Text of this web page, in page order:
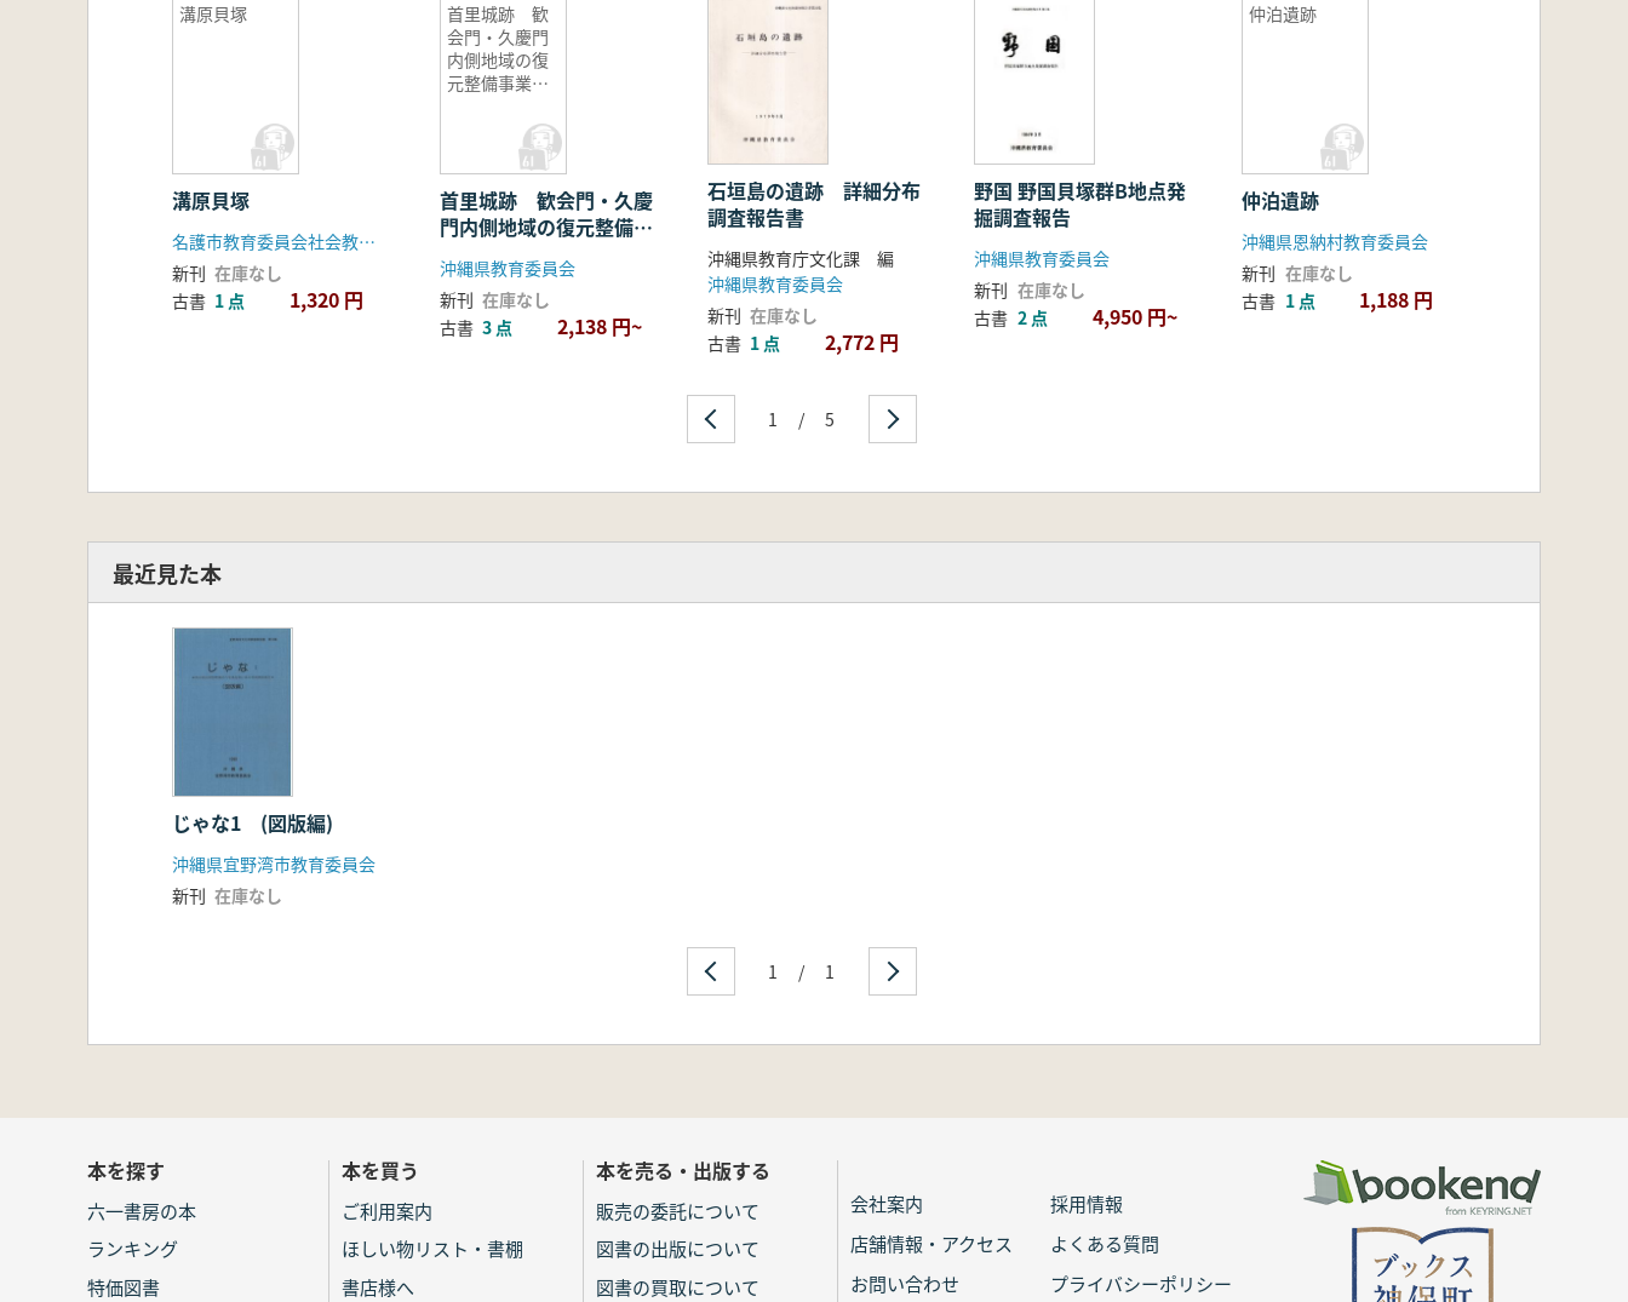
溝原貝塚
溝原貝塚
名護市教育委員会社会教育課
新刊 在庫なし
古書 1 点 1,320 円
首里城跡 歓
会門・久慶門
内側地域の復
元整備事業に
首里城跡 歓会門・久慶
門内側地域の復元整備事
業にかかる遺構調査
沖縄県教育委員会
新刊 在庫なし
古書 3 点 2,138 円~
石垣島の遺跡 詳細分布
調査報告書
沖縄県教育庁文化課 編
沖縄県教育委員会
新刊 在庫なし
古書 1 点 2,772 円
野国 野国貝塚群B地点発
掘調査報告
沖縄県教育委員会
新刊 在庫なし
古書 2 点 4,950 円~
仲泊遺跡
仲泊遺跡
沖縄県恩納村教育委員会
新刊 在庫なし
古書 1 点 1,188 円
1 / 5
最近見た本
じゃな1 (図版編)
沖縄県宜野湾市教育委員会
新刊 在庫なし
1 / 1
本を探す
六一書房の本
ランキング
特価図書
本を買う
ご利用案内
ほしい物リスト・書棚
書店様へ
本を売る・出版する
販売の委託について
図書の出版について
図書の買取について
会社案内
採用情報
店舗情報・アクセス
よくある質問
お問い合わせ
プライバシーポリシー